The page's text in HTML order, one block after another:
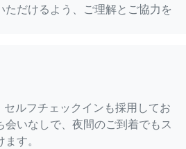
だけるよう、ご理解とご協力を
ルフチェックインも採用してお
会いなしで、夜間のご到着でもス
す。